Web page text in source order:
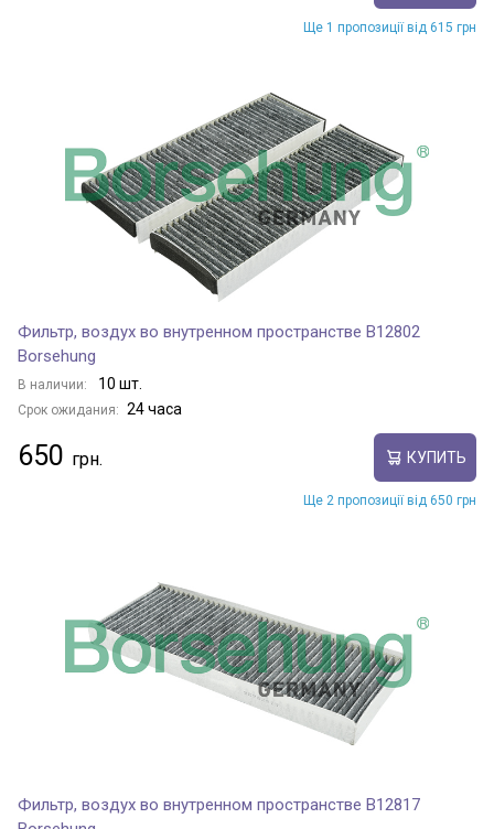
Ще 1 пропозиції від 615 грн
Фильтр, воздух во внутренном пространстве B12802
Borsehung
В наличии: 10 шт.
Срок ожидания: 24 часа
650 КУПИТЬ
Ще 2 пропозиції від 650 грн
Фильтр, воздух во внутренном пространстве B12817